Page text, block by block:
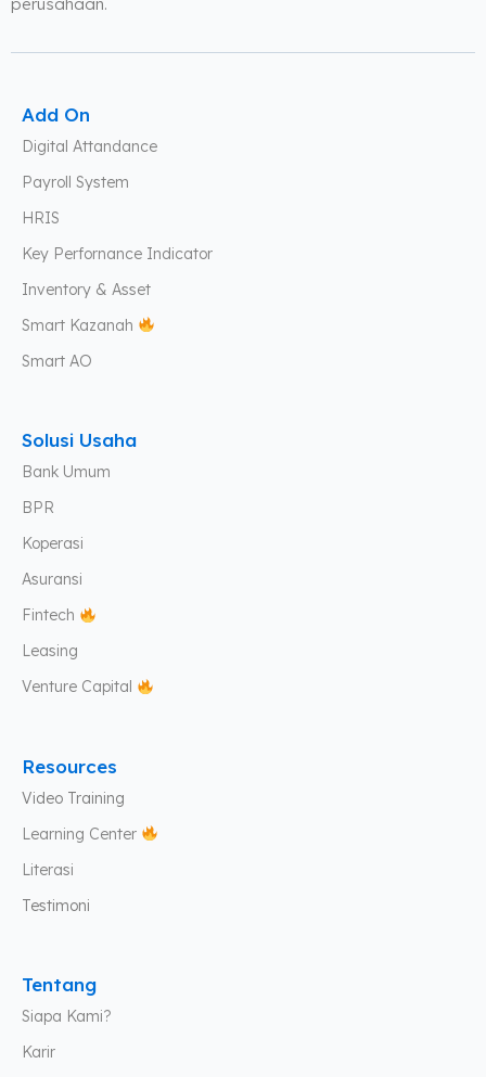
Add On
Digital Attandance
Payroll System
HRIS
Key Perfornance Indicator
Inventory & Asset
Smart Kazanah
Smart AO
Solusi Usaha
Bank Umum
BPR
Koperasi
Asuransi
Fintech
Leasing
Venture Capital
Resources
Video Training
Learning Center
Literasi
Testimoni
Tentang
Siapa Kami?
Karir